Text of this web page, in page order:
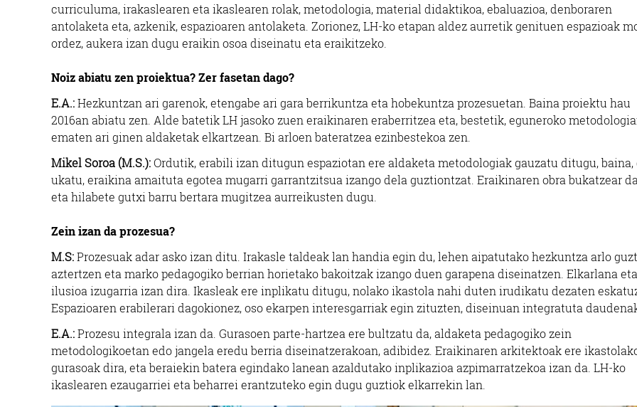
curriculuma, irakaslearen eta ikaslearen rolak, metodologia, material didaktikoa, ebaluazioa, denboraren
antolaketa eta, azkenik, espazioaren antolaketa. Zorionez, LH-ko etapan aldez aurretik genituen espazioak
ordez, aukera izan dugu eraikin osoa diseinatu eta eraikitzeko.
Noiz abiatu zen proiektua? Zer fasetan dago?
E.A.:Hezkuntzan ari garenok, etengabe ari gara berrikuntza eta hobekuntza prozesuetan. Baina proiektu hau
2016an abiatu zen. Alde batetik LH jasoko zuen eraikinaren eraberritzea eta, bestetik, eguneroko
ematen ari ginen aldaketak elkartzean. Bi arloen bateratzea ezinbestekoa zen.
Mikel Soroa (M.S.):Ordutik, erabili izan ditugun espaziotan ere aldaketa metodologiak gauzatu ditugu, baina,
ukatu, eraikina amaituta egotea mugarri garrantzitsua izango dela guztiontzat. Eraikinaren obra bukatzear
eta hilabete gutxi barru bertara mugitzea aurreikusten dugu.
Zein izan da prozesua?
M.S:Prozesuak adar asko izan ditu. Irakasle taldeak lan handia egin du, lehen aipatutako hezkuntza arlo
aztertzen eta marko pedagogiko berrian horietako bakoitzak izango duen garapena diseinatzen. Elkarlana eta
ilusioa izugarria izan dira. Ikasleak ere inplikatu ditugu, nolako ikastola nahi duten irudikatu dezaten
Espazioaren erabilerari dagokionez, oso ekarpen interesgarriak egin zituzten, diseinuan integratuta
E.A.:Prozesu integrala izan da. Gurasoen parte-hartzea ere bultzatu da, aldaketa pedagogiko zein
metodologikoetan edo jangela eredu berria diseinatzerakoan, adibidez. Eraikinaren arkitektoak ere
gurasoak dira, eta beraiekin batera egindako lanean azaldutako inplikazioa azpimarratzekoa izan da. LH-ko
ikaslearen ezaugarriei eta beharrei erantzuteko egin dugu guztiok elkarrekin lan.